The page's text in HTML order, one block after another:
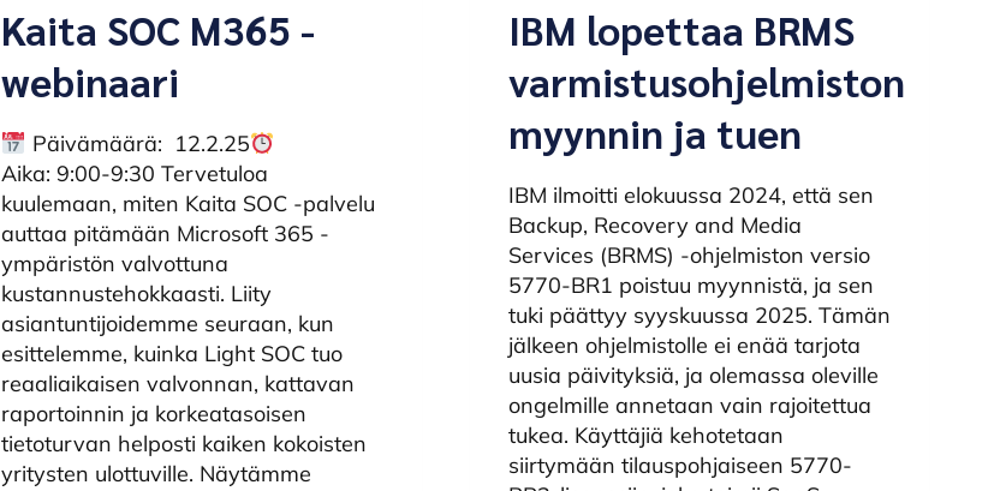
Kaita SOC M365 -
webinaari
Päivämäärä: 12.2.25
Aika: 9:00-9:30 Tervetuloa
kuulemaan, miten Kaita SOC -palvelu
auttaa pitämään Microsoft 365 -
ympäristön valvottuna
kustannustehokkaasti. Liity
asiantuntijoidemme seuraan, kun
esittelemme, kuinka Light SOC tuo
reaaliaikaisen valvonnan, kattavan
raportoinnin ja korkeatasoisen
tietoturvan helposti kaiken kokoisten
yritysten ulottuville. Näytämme
IBM lopettaa BRMS
varmistusohjelmiston
myynnin ja tuen
IBM ilmoitti elokuussa 2024, että sen
Backup, Recovery and Media
Services (BRMS) -ohjelmiston versio
5770-BR1 poistuu myynnistä, ja sen
tuki päättyy syyskuussa 2025. Tämän
jälkeen ohjelmistolle ei enää tarjota
uusia päivityksiä, ja olemassa oleville
ongelmille annetaan vain rajoitettua
tukea. Käyttäjiä kehotetaan
siirtymään tilauspohjaiseen 5770-